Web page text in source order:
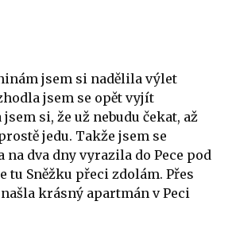
jsem si nadělila výlet
jsem se opět vyjít
jsem si, že už nebudu čekat, až
jedu. Takže jsem se
na dva dny vyrazila do Pece pod
tu Sněžku přeci zdolám. Přes
krásný apartmán v Peci